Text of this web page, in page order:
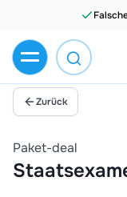
Zurück
Paket-deal